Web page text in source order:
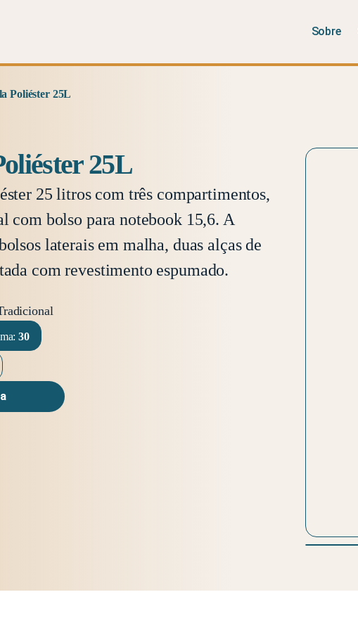
Sobre
Poliéster 25L
25L
25 litros com três compartimentos,
com bolso para notebook 15,6. A
laterais em malha, duas alças de
com revestimento espumado.
30